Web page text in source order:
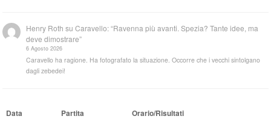
Henry Roth suCaravello: “Ravenna più avanti. Spezia? Tante idee, ma
deve dimostrare”
6 Agosto 2026
Caravello ha ragione. Ha fotografato la situazione. Occorre che i vecchi sintolgano
dagli zebedei!
Data Partita Orario/Risultati